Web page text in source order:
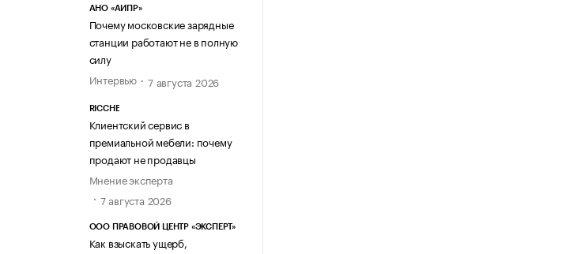
АНО «АИПР»
Почему московские зарядные
станции работают не в полную
силу
Интервью
7 августа 2026
RICCHE
Клиентский сервис в
премиальной мебели: почему
продают не продавцы
Мнение эксперта
7 августа 2026
ООО ПРАВОВОЙ ЦЕНТР «ЭКСПЕРТ»
Как взыскать ущерб,